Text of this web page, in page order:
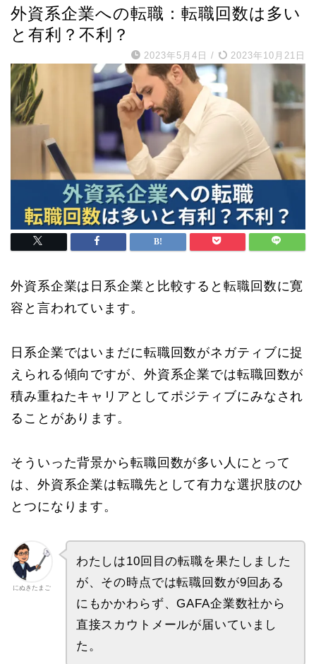
外資系企業への転職：転職回数は多い
と有利？不利？
2023年5月4日 / 2023年10月21日
外資系企業は日系企業と比較すると転職回数に寛
容と言われています。
日系企業ではいまだに転職回数がネガティブに捉
えられる傾向ですが、外資系企業では転職回数が
積み重ねたキャリアとしてポジティブにみなされ
ることがあります。
そういった背景から転職回数が多い人にとって
は、外資系企業は転職先として有力な選択肢のひ
とつになります。
にぬきたまご
わたしは10回目の転職を果たしました
が、その時点では転職回数が9回ある
にもかかわらず、GAFA企業数社から
直接スカウトメールが届いていまし
た。